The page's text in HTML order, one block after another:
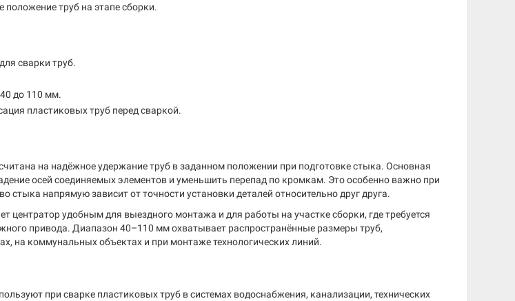
положение труб на этапе сборки.
сварки труб.
до 110 мм.
пластиковых труб перед сваркой.
на надёжное удержание труб в заданном положении при подготовке стыка. Основная
осей соединяемых элементов и уменьшить перепад по кромкам. Это особенно важно при
стыка напрямую зависит от точности установки деталей относительно друг друга.
центратор удобным для выездного монтажа и для работы на участке сборки, где требуется
привода. Диапазон 40–110 мм охватывает распространённые размеры труб,
на коммунальных объектах и при монтаже технологических линий.
при сварке пластиковых труб в системах водоснабжения, канализации, технических